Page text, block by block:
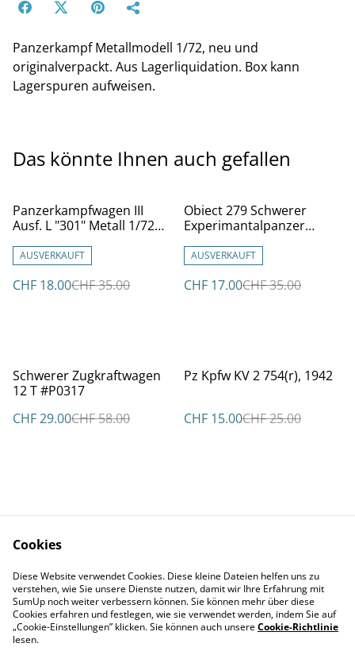
Panzerkampf Metallmodell 1/72, neu und
originalverpackt. Aus Lagerliquidation. Box kann
Lagerspuren aufweisen.
Das könnte Ihnen auch gefallen
%
Panzerkampfwagen III
Ausf. L "301" Metall 1/72
AUSVERKAUFT
CHF 18.00CHF 35.00
%
Obiect 279 Schwerer
Experimantalpanzer
AUSVERKAUFT
CHF 17.00CHF 35.00
%
Schwerer Zugkraftwagen
12 T #P0317
CHF 29.00CHF 58.00
%
Pz Kpfw KV 2 754(r), 1942
CHF 15.00CHF 25.00
Datenschutz
Cookie Policy
Impressum
Cookies
Diese Website verwendet Cookies. Diese kleine Dateien helfen uns zu
verstehen, wie Sie unsere Dienste nutzen, damit wir Ihre Erfahrung mit
SumUp noch weiter verbessern können. Sie können mehr über diese
Cookies erfahren und festlegen, wie sie verwendet werden, indem Sie auf
„Cookie-Einstellungen” klicken. Sie können auch unsereCookie-Richtlinie
lesen.